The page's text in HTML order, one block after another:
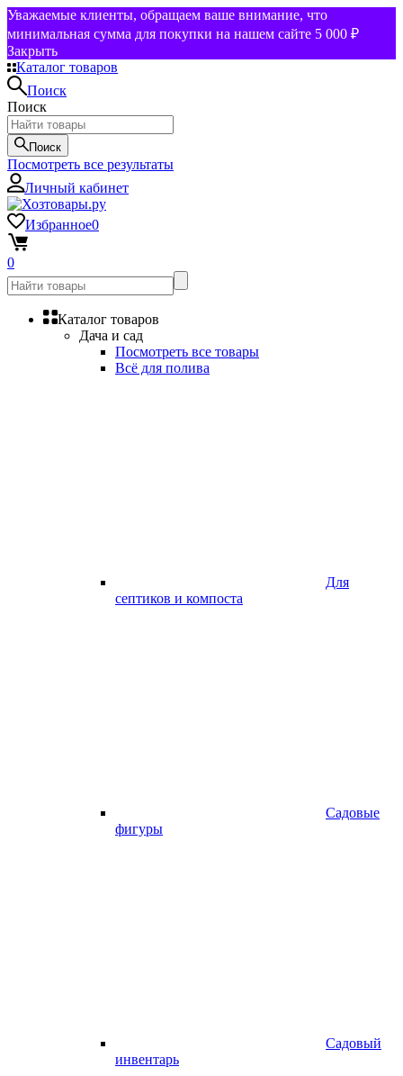
Уважаемые клиенты, обращаем ваше внимание, что
минимальная сумма для покупки на нашем сайте 5 000 ₽
Закрыть
Каталог товаров
Поиск
Поиск
Поиск
Посмотреть все результаты
Личный кабинет
Избранное0
0
Каталог товаров
Дача и сад
Посмотреть все товары
Всё для полива
Для
септиков и компоста
Садовые
фигуры
Садовый
инвентарь